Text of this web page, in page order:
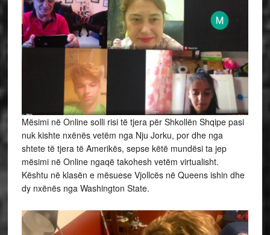
Mësimi në Online solli risi të tjera për Shkollën Shqipe pasi
nuk kishte nxënës vetëm nga Nju Jorku, por dhe nga
shtete të tjera të Amerikës, sepse këtë mundësi ta jep
mësimi në Online ngaqë takohesh vetëm virtualisht.
Kështu në klasën e mësuese Vjollcës në Queens ishin dhe
dy nxënës nga Washington State.